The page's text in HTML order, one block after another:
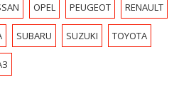
OPEL PEUGEOT RENAULT
SUBARU SUZUKI TOYOTA